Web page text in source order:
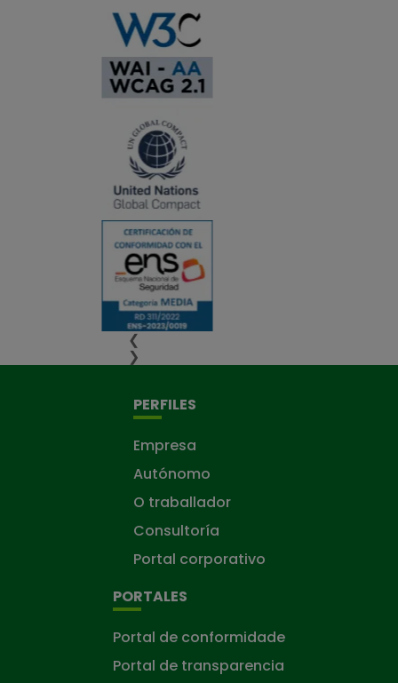
❮
❯
PERFILES
Empresa
Autónomo
O traballador
Consultoría
Portal corporativo
PORTALES
Portal de conformidade
Portal de transparencia